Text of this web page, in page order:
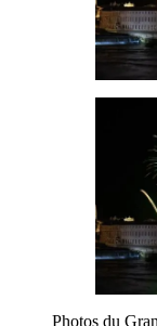
Photos du